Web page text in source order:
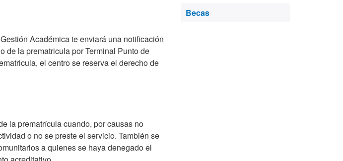
Académica te enviará una notificación
de la prematricula por Terminal Punto de
el centro se reserva el derecho de
la prematrícula cuando, por causas no
o no se preste el servicio. También se
a quienes se haya denegado el
Becas